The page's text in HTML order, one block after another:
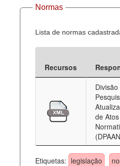
Normas
Lista de normas
Recursos
de Atos
Etiquetas: legislação